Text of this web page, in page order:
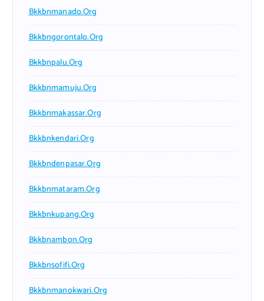
Bkkbnmanado.org
Bkkbngorontalo.org
Bkkbnpalu.org
Bkkbnmamuju.org
Bkkbnmakassar.org
Bkkbnkendari.org
Bkkbndenpasar.org
Bkkbnmataram.org
Bkkbnkupang.org
Bkkbnambon.org
Bkkbnsofifi.org
Bkkbnmanokwari.org